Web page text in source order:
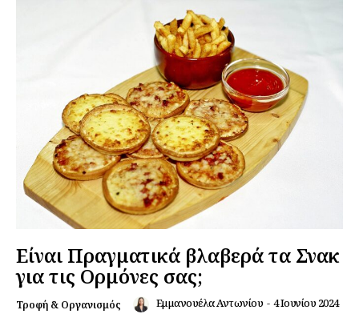
Είναι Πραγματικά βλαβερά τα Σνακ
για τις Ορμόνες σας;
Τροφή & Οργανισμός Εμμανουέλα Αντωνίου - 4 Ιουνίου 2024